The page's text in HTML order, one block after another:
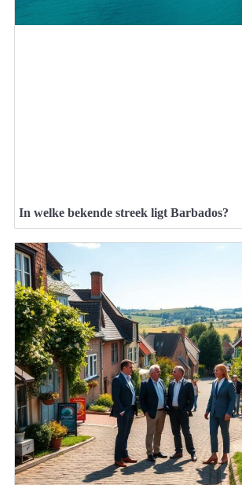
In welke bekende streek ligt Barbados?